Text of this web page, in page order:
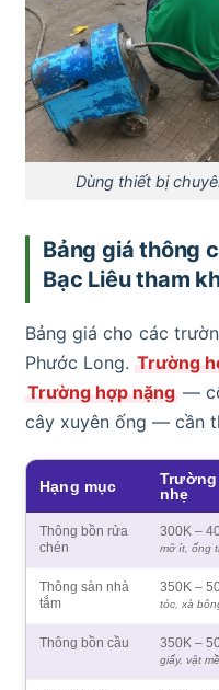
Dùng thiết bị
Bảng giá thông
Bạc Liêu tham
Bảng giá cho các
Phước Long. Trường
Trường hợp nặng —
cây xuyên ống — cần
Hạng mục
nhẹ
Thông bồn rửa
chén
300K –
mỡ ít, ống
Thông sàn nhà
tắm
350K –
tóc, xà
Thông bồn cầu 350K –
giấy, vật